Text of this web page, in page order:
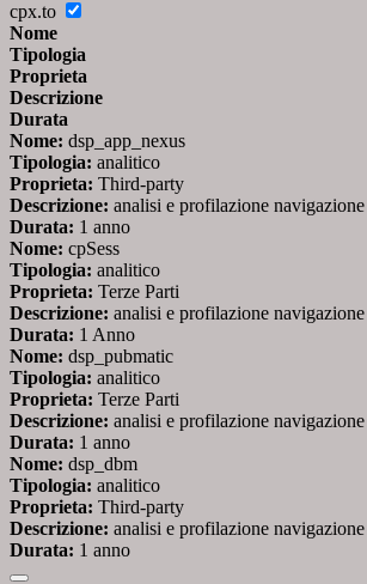
cpx.to
Nome
Tipologia
Proprieta
Descrizione
Durata
Nome: dsp_app_nexus
Tipologia: analitico
Proprieta: Third-party
Descrizione: analisi e profilazione
Durata: 1 anno
Nome: cpSess
Tipologia: analitico
Proprieta: Terze Parti
Descrizione: analisi e profilazione
Durata: 1 Anno
Nome: dsp_pubmatic
Tipologia: analitico
Proprieta: Terze Parti
Descrizione: analisi e profilazione
Durata: 1 anno
Nome: dsp_dbm
Tipologia: analitico
Proprieta: Third-party
Descrizione: analisi e profilazione
Durata: 1 anno